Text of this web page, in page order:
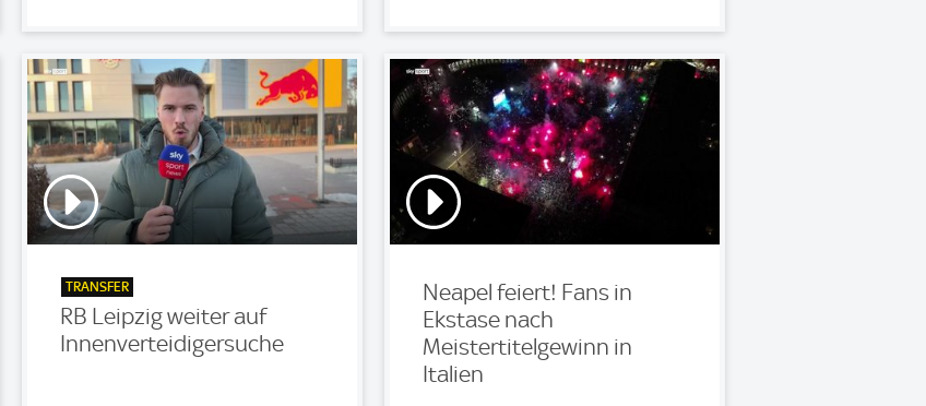
TRANSFER
RB Leipzig weiter auf
Innenverteidigersuche
Neapel feiert! Fans in
Ekstase nach
Meistertitelgewinn in
Italien